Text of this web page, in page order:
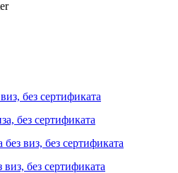
без сертификата
без сертификата
без виз, без сертификата
виз, без сертификата